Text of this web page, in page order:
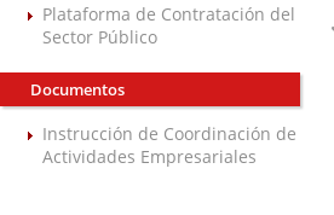
Plataforma de Contratación del
Sector Público
Documentos
Instrucción de Coordinación de
Actividades Empresariales